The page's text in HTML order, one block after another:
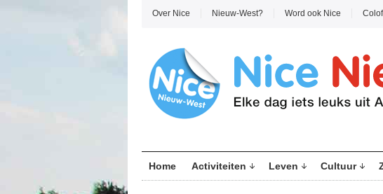
Over Nice Nieuw-West? Word ook Nice
Home Activiteiten Leven Cultuur